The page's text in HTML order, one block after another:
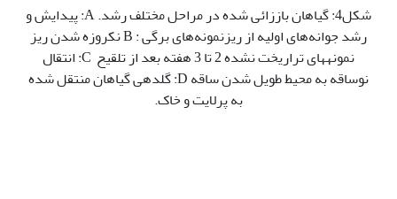
شکل4: گیاهان باززائی شده در مراحل مختلف رشد. A: پیدایش و
رشد جوانه‌های اولیه از ریزنمونه‌های برگی : B نکروزه شدن ریز
نمونه‫های تراریخت نشده 2 تا 3 هفته بعد از تلقیح C: انتقال
نوساقه به محیط طویل شدن ساقه D: گل‫دهی گیاهان منتقل شده
به پرلایت و خاک.